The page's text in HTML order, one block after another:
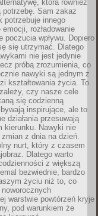
która również
potrzebę. Sam zakaz
potrzebuje innego
rozładowanie
poczucia wpływu. Dopiero
się utrzymać. Dlatego
nie jest jedynie
próbą zrozumienia, co
nawyki są jednym z
kształtowania życia. To
czy nasze cele
się codzienną
inspirujące, ale to
działania przesuwają
kierunku. Nawyki nie
z dnia na dzień.
nurt, który z czasem
Dlatego warto
z większą
bezwiednie, bardzo
życiu niż to, co
warstwie powtórzeń kryje
pod warunkiem że